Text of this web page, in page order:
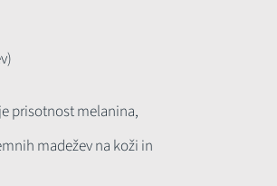
prisotnost melanina,
madežev na koži in